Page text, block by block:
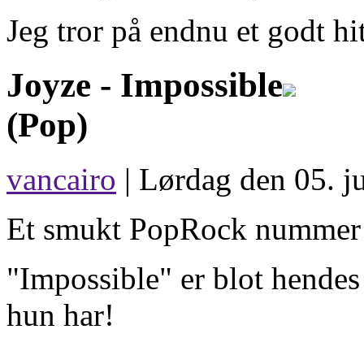
Jeg tror på endnu et godt
Joyze - Impossible
(Pop)
vancairo | Lørdag den 05.
Et smukt PopRock
"Impossible" er blot
hun har!